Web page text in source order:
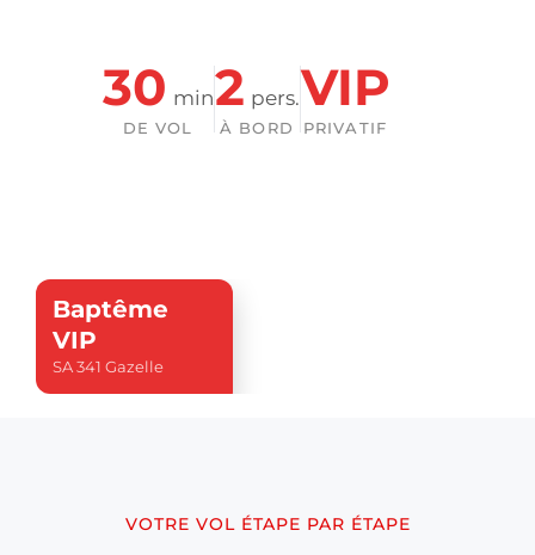
30 min
DE VOL
2 pers.
À BORD
VIP
PRIVATIF
Baptême
VIP
SA 341 Gazelle
VOTRE VOL ÉTAPE PAR ÉTAPE